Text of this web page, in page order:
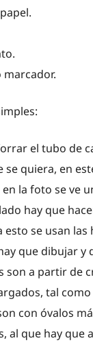
marcador.
el tubo de
se quiera, en
la foto se ve
hay que
esto se usan las
que dibujar y
son a partir de
tal
con óvalos
al que hay que